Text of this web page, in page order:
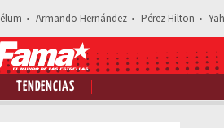
Armando Hernández Pérez Hilton
TENDENCIAS
Comparte esta noticia